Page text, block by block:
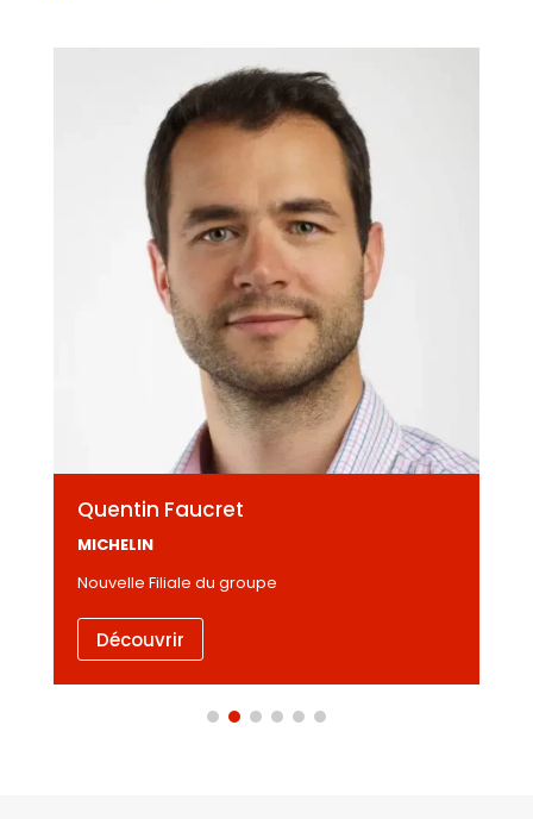
Quentin Faucret
MICHELIN
Nouvelle Filiale du groupe
Découvrir